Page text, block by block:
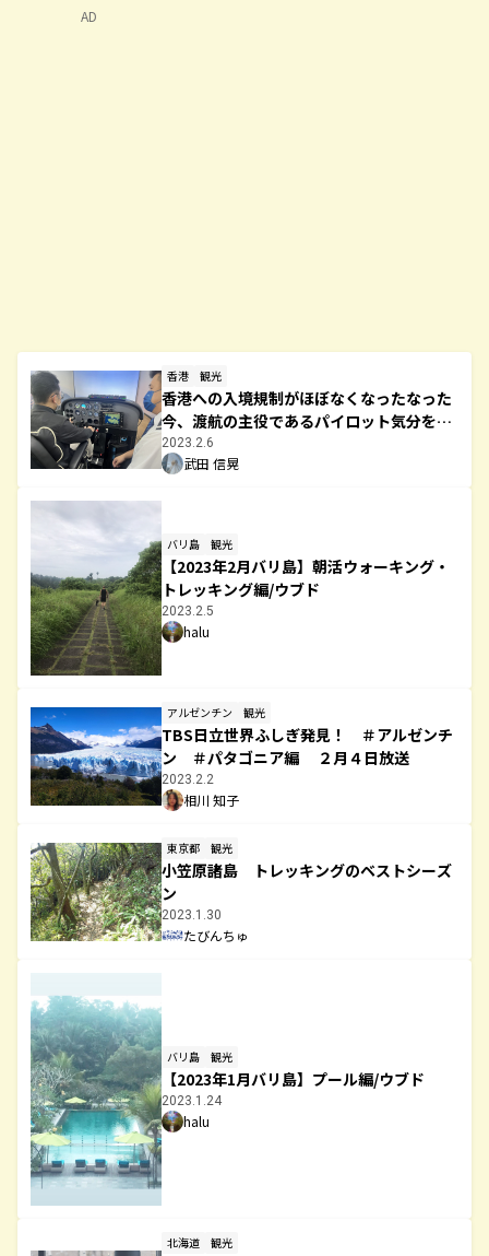
香港 観光
香港への入境規制がほぼなくなったなった
今、渡航の主役であるパイロット気分を味
わう
2023.2.6
武田 信晃
バリ島 観光
【2023年2月バリ島】朝活ウォーキング・
トレッキング編/ウブド
2023.2.5
halu
アルゼンチン 観光
TBS日立世界ふしぎ発見！ ＃アルゼンチ
ン ＃パタゴニア編 ２月４日放送
2023.2.2
相川 知子
東京都 観光
小笠原諸島 トレッキングのベストシーズ
ン
2023.1.30
たびんちゅ
バリ島 観光
【2023年1月バリ島】プール編/ウブド
2023.1.24
halu
北海道 観光
AD